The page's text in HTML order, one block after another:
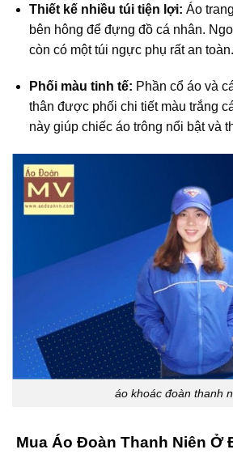
Thiết kế nhiều túi tiện lợi: Áo
bên hông để đựng đồ cá nhân.
còn có một túi ngực phụ rất an toàn.
Phối màu tinh tế: Phần cổ áo và
thân được phối chi tiết màu trắng
này giúp chiếc áo trông nổi bật và
áo khoác đoàn thanh
Mua Áo Đoàn Thanh Niên Ở